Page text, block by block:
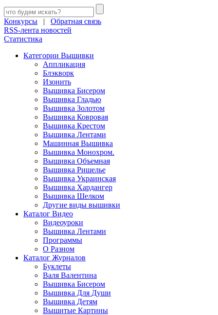
Конкурсы | Обратная связь
RSS-лента новостей
Статистика
Категории Вышивки
Аппликация
Блэкворк
Изонить
Вышивка Бисером
Вышивка Гладью
Вышивка Золотом
Вышивка Ковровая
Вышивка Крестом
Вышивка Лентами
Машинная Вышивка
Вышивка Монохром.
Вышивка Объемная
Вышивка Ришелье
Вышивка Украинская
Вышивка Хардангер
Вышивка Шелком
Другие виды вышивки
Каталог Видео
Видеоуроки
Вышивка Лентами
Программы
О Разном
Каталог Журналов
Буклеты
Валя Валентина
Вышивка Бисером
Вышивка Для Души
Вышивка Детям
Вышитые Картины